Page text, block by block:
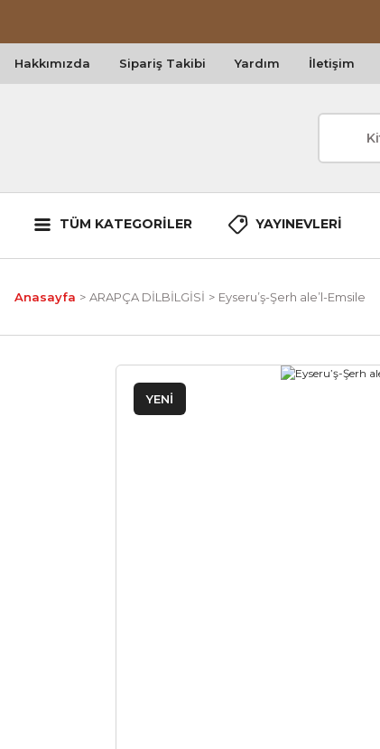
Hakkımızda Sipariş Takibi Yardım İletişim
TÜM KATEGORİLER YAYINEVLERİ
Anasayfa ARAPÇA DİLBİLGİSİ Eyseru’ş-Şerh ale’l-Emsile
YENİ